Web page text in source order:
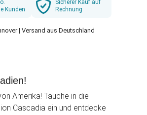
Kunden
Sicherer Kauf auf
Rechnung
| Versand aus Deutschland
Amerika! Tauche in die
Cascadia ein und entdecke